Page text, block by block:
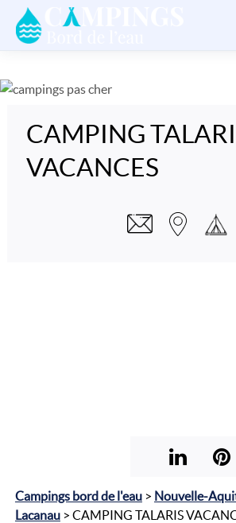
CAMPING
VACANCES
Campings bord de l'eau> Nouvelle-
Lacanau > CAMPING TALARIS